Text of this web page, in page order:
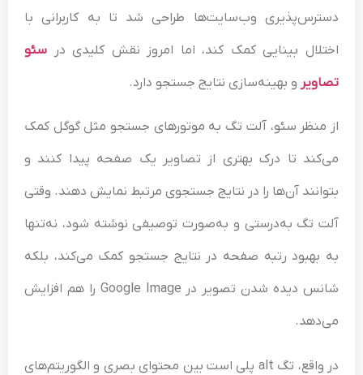
دسترس‌پذیری وب‌سایت‌ها طراحی شد تا به کاربرانی با
اختلال بینایی کمک کند، اما امروز نقش کلیدی در سئو
تصاویر و بهینه‌سازی نتایج جستجو دارد.
از منظر سئو، آلت تگ به موتورهای جستجو مثل گوگل کمک
می‌کند تا درک بهتری از تصاویر یک صفحه پیدا کنند و
بتوانند آن‌ها را در نتایج جستجوی مرتبط نمایش دهند. وقتی
آلت تگ به‌درستی و به‌صورت توصیفی نوشته شود، نه‌تنها
به بهبود رتبه صفحه در نتایج جستجو کمک می‌کند، بلکه
شانس دیده شدن تصویر در Google Image را هم افزایش
می‌دهد.
در واقع، تگ alt پلی است بین محتوای بصری و الگوریتم‌های